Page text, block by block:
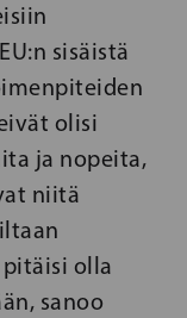
sisäistä
olisi
ja nopeita,
niitä
olla
sanoo